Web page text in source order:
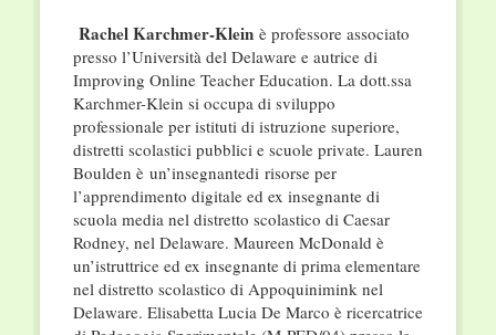
Rachel Karchmer-Kleinè professore associato
presso l’Università del Delaware e autrice di
Improving Online Teacher Education. La dott.ssa
Karchmer-Klein si occupa di sviluppo
professionale per istituti di istruzione superiore,
distretti scolastici pubblici e scuole private. Lauren
Boulden è un’insegnantedi risorse per
l’apprendimento digitale ed ex insegnante di
scuola media nel distretto scolastico di Caesar
Rodney, nel Delaware. Maureen McDonald è
un’istruttrice ed ex insegnante di prima elementare
nel distretto scolastico di Appoquinimink nel
Delaware. Elisabetta Lucia De Marco è ricercatrice